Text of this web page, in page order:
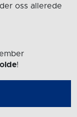
oss allerede
!